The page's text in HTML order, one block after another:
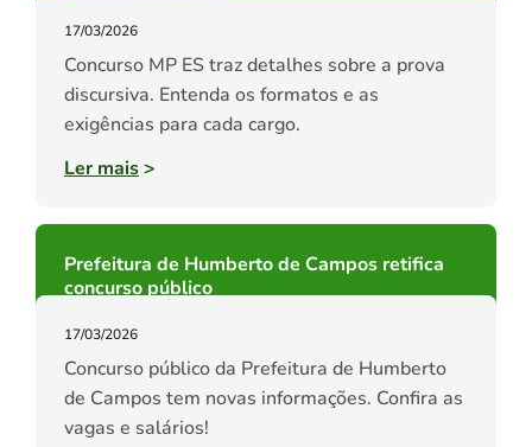
17/03/2026
Concurso MP ES traz detalhes sobre a prova
discursiva. Entenda os formatos e as
exigências para cada cargo.
Ler mais>
Prefeitura de Humberto de Campos retifica
concurso público
17/03/2026
Concurso público da Prefeitura de Humberto
de Campos tem novas informações. Confira as
vagas e salários!